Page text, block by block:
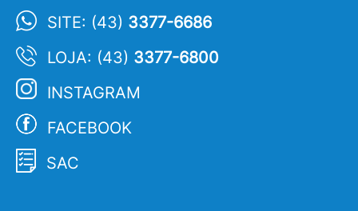
SITE: (43) 3377-6686
LOJA: (43) 3377-6800
INSTAGRAM
FACEBOOK
SAC